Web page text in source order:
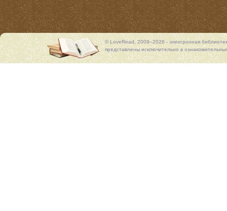
© LoveRead, 2009–2026 - электронная
представлены исключительно в